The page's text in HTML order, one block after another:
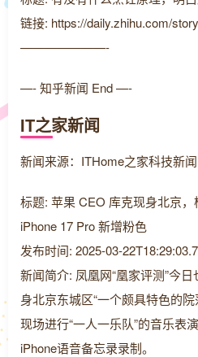
链接: https://daily.zhihu.com/
———————-
—- 知乎新闻 End —-
IT之家新闻
新闻来源：ITHome之家科技新闻
标题: 苹果 CEO 库克现身北京
iPhone 17 Pro 新增粉色
发布时间: 2025-03-
新闻简介: 凤凰网“凰家评测”今
身北京东城区“一个颇具特色的
现场进行“一人一乐队”的音乐表
iPhone语音备忘录录制。